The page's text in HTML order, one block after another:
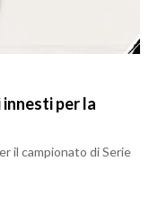
per la
il campionato di Serie